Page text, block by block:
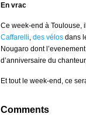
En vrac
Ce week-end à Toulouse,
Caffarelli, des vélos dans
Nougaro dont
d’anniversaire du
Et tout le week-end, ce
Comments